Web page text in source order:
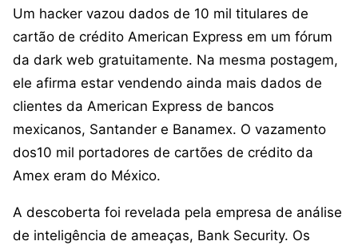
Um hacker vazou dados de 10 mil titulares de
cartão de crédito American Express em um fórum
da dark web gratuitamente. Na mesma postagem,
ele afirma estar vendendo ainda mais dados de
clientes da American Express de bancos
mexicanos, Santander e Banamex. O vazamento
dos10 mil portadores de cartões de crédito da
Amex eram do México.
A descoberta foi revelada pela empresa de análise
de inteligência de ameaças, Bank Security. Os